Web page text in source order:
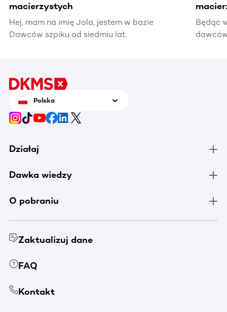
macierzystych
Hej, mam na imię Jola, jestem w bazie
Dawców szpiku od siedmiu lat.
Będąc
Polska
Działaj
Dawka wiedzy
O pobraniu
Zaktualizuj dane
FAQ
Kontakt